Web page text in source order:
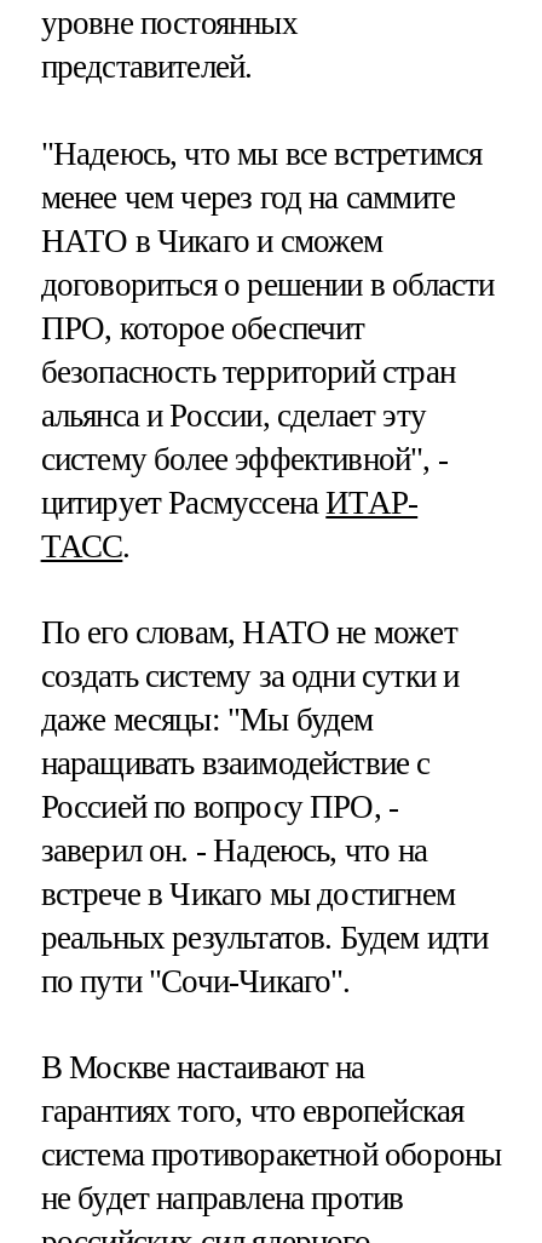
уровне постоянных
представителей.
"Надеюсь, что мы все встретимся
менее чем через год на саммите
НАТО в Чикаго и сможем
договориться о решении в области
ПРО, которое обеспечит
безопасность территорий стран
альянса и России, сделает эту
систему более эффективной", -
цитирует РасмуссенаИТАР-
ТАСС.
По его словам, НАТО не может
создать систему за одни сутки и
даже месяцы: "Мы будем
наращивать взаимодействие с
Россией по вопросу ПРО, -
заверил он. - Надеюсь, что на
встрече в Чикаго мы достигнем
реальных результатов. Будем идти
по пути "Сочи-Чикаго".
В Москве настаивают на
гарантиях того, что европейская
система противоракетной обороны
не будет направлена против